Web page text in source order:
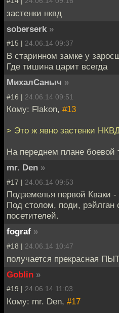
застенки нквд
soberserk »
#15 | 24.06.14 09:37
В старинном замке у
Где тишина царит всегда
МихалСаныч »
#16 | 24.06.14 09:51
Кому: Flakon, #13
> Это ж явно застенки
На переднем плане боевой
mr. Den »
#17 | 24.06.14 09:53
Подземелья первой Кваки
Под столом, поди, рэйлган
посетителей.
fograf »
#18 | 24.06.14 10:47
получается прекрасная
Goblin »
#19 | 24.06.14 11:03
Кому: mr. Den, #17